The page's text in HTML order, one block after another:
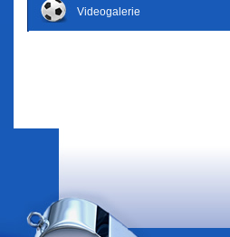
Videogalerie